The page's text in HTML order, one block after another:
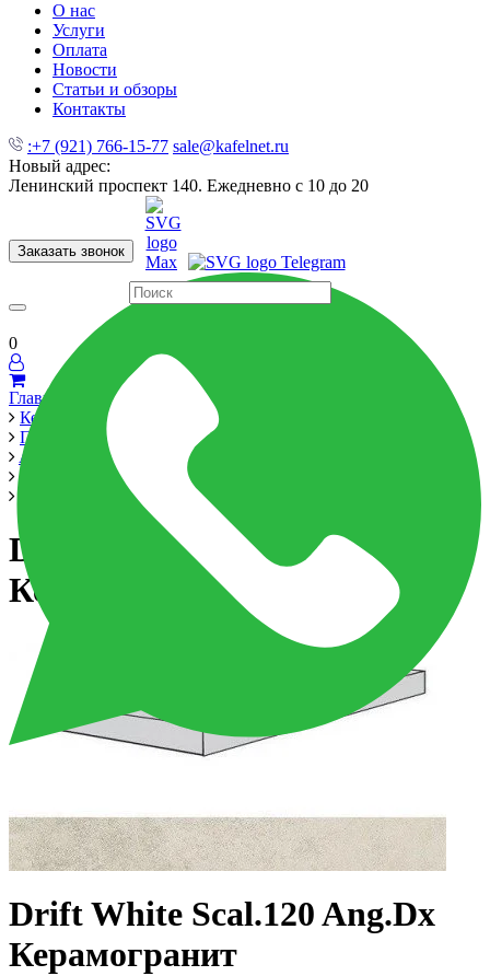
О нас
Услуги
Оплата
Новости
Статьи и обзоры
Контакты
:+7 (921) 766-15-77 sale@kafelnet.ru
Новый адрес:
Ленинский проспект 140. Ежедневно с 10 до 20
Заказать звонок
60x120 60x60 Для ванной Для кухни
0
Главная
Керамика
Производители
Atlas Concorde Russia
Drift White Scal.120 Ang.Dx Керамогранит
Drift White Scal.120 Ang.Dx
Керамогранит
Drift White Scal.120 Ang.Dx
Керамогранит